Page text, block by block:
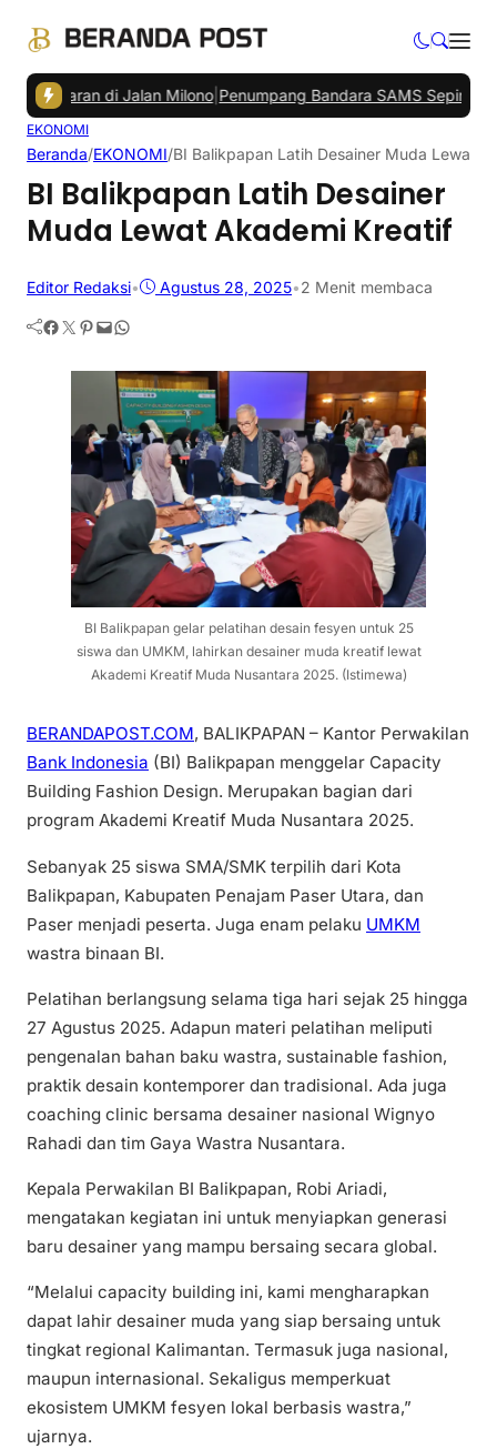
di Jalan Milono|Penumpang Bandara SAMS Sepinggan
EKONOMI
Beranda/EKONOMI/BI Balikpapan Latih Desainer Muda Lewat
BI Balikpapan Latih Desainer
Muda Lewat Akademi Kreatif
Editor Redaksi• Agustus 28, 2025•2 Menit membaca
Facebook Twitter Pinterest Mail WhatsApp
BI Balikpapan gelar pelatihan desain fesyen untuk 25
siswa dan UMKM, lahirkan desainer muda kreatif lewat
Akademi Kreatif Muda Nusantara 2025. (Istimewa)
BERANDAPOST.COM, BALIKPAPAN – Kantor Perwakilan
Bank Indonesia (BI) Balikpapan menggelar Capacity
Building Fashion Design. Merupakan bagian dari
program Akademi Kreatif Muda Nusantara 2025.
Sebanyak 25 siswa SMA/SMK terpilih dari Kota
Balikpapan, Kabupaten Penajam Paser Utara, dan
Paser menjadi peserta. Juga enam pelaku UMKM
wastra binaan BI.
Pelatihan berlangsung selama tiga hari sejak 25 hingga
27 Agustus 2025. Adapun materi pelatihan meliputi
pengenalan bahan baku wastra, sustainable fashion,
praktik desain kontemporer dan tradisional. Ada juga
coaching clinic bersama desainer nasional Wignyo
Rahadi dan tim Gaya Wastra Nusantara.
Kepala Perwakilan BI Balikpapan, Robi Ariadi,
mengatakan kegiatan ini untuk menyiapkan generasi
baru desainer yang mampu bersaing secara global.
“Melalui capacity building ini, kami mengharapkan
dapat lahir desainer muda yang siap bersaing untuk
tingkat regional Kalimantan. Termasuk juga nasional,
maupun internasional. Sekaligus memperkuat
ekosistem UMKM fesyen lokal berbasis wastra,”
ujarnya.